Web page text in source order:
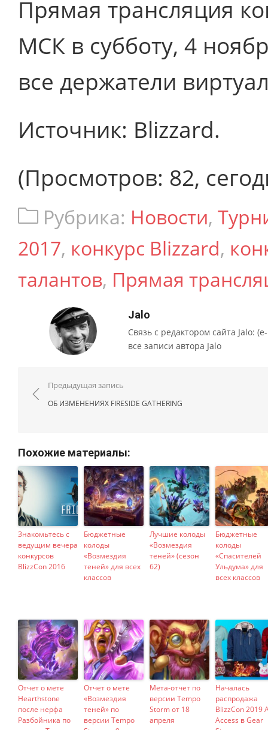
Прямая трансляция
МСК в субботу, 4
все держатели
Источник: Blizzard.
(Просмотров: 82,
Рубрика: Новости,
2017, конкурс Blizzard,
талантов, Прямая
Jalo
Связь с редактором сайта Jalo:
все записи автора Jalo
Навигация по записям
Предыдущая запись
ОБ ИЗМЕНЕНИЯХ FIRESIDE GATHERING
Похожие материалы:
Знакомьтесь с
ведущим вечера
конкурсов
BlizzCon 2016
Бюджетные
колоды
«Возмездия
теней» для всех
классов
Лучшие колоды
«Возмездия
теней» (сезон
62)
Бюджетные
колоды
«Спасителей
Ульдума» для
всех классов
Отчет о мете
Hearthstone
после нерфа
Разбойника по
Отчет о мете
«Возмездия
теней» по
версии Tempo
Мета-отчет по
версии Tempo
Storm от 18
апреля
Началась
распродажа
BlizzCon 2019
Access в Gear